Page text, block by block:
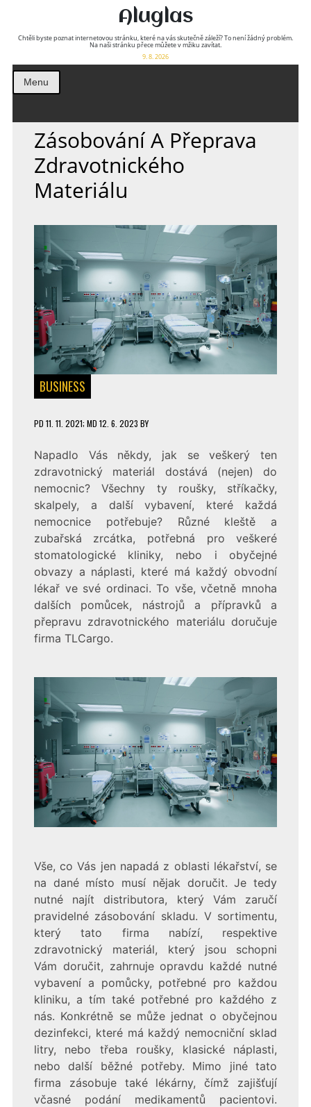
Aluglas
Chtěli byste poznat internetovou stránku, které na vás skutečně záleží? To není žádný problém.
Na naši stránku přece můžete v mžiku zavítat.
9. 8. 2026
Menu
Zásobování A Přeprava
Zdravotnického
Materiálu
BUSINESS
PD 11. 11. 2021; MD 12. 6. 2023 BY
Napadlo Vás někdy, jak se veškerý ten
zdravotnický materiál dostává (nejen) do
nemocnic? Všechny ty roušky, stříkačky,
skalpely, a další vybavení, které každá
nemocnice potřebuje? Různé kleště a
zubařská zrcátka, potřebná pro veškeré
stomatologické kliniky, nebo i obyčejné
obvazy a náplasti, které má každý obvodní
lékař ve své ordinaci. To vše, včetně mnoha
dalších pomůcek, nástrojů a přípravků a
přepravu zdravotnického materiálu doručuje
firma TLCargo.
Vše, co Vás jen napadá z oblasti lékařství, se
na dané místo musí nějak doručit. Je tedy
nutné najít distributora, který Vám zaručí
pravidelné zásobování skladu. V sortimentu,
který tato firma nabízí, respektive
zdravotnický materiál, který jsou schopni
Vám doručit, zahrnuje opravdu každé nutné
vybavení a pomůcky, potřebné pro každou
kliniku, a tím také potřebné pro každého z
nás. Konkrétně se může jednat o obyčejnou
dezinfekci, které má každý nemocniční sklad
litry, nebo třeba roušky, klasické náplasti,
nebo další běžné potřeby. Mimo jiné tato
firma zásobuje také lékárny, čímž zajišťují
včasné podání medikamentů pacientovi.